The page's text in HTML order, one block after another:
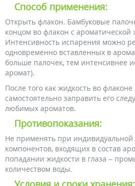
Способ применения:
Открыть флакон. Бамбуковые
концом во флакон с ароматической
Интенсивность испарения можно
одновременно вставленных в
больше палочек, тем интенсивнее
аромат).
После того как жидкость во
самостоятельно заправить его
любимых ароматов.
Противопоказания:
Не применять при индивидуальной
компонентов, входящих в состав
попадании жидкости в глаза –
количеством воды.